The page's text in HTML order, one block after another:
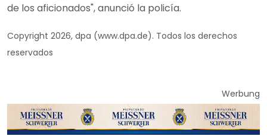
de los aficionados", anunció la policía.
Copyright 2026, dpa (www.dpa.de). Todos los derechos
reservados
Werbung